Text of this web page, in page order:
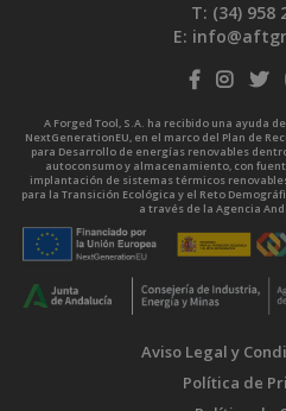
T: (34) 958
E:
A Forged Tool, S.A. ha recibido una ayuda
NextGenerationEU, en el marco del Plan de
para Desarrollo de energías renovables
autoconsumo y almacenamiento, con
implantación de sistemas térmicos
para la Transición Ecológica y el Reto
a través de la Agencia
Aviso Legal y
Política de